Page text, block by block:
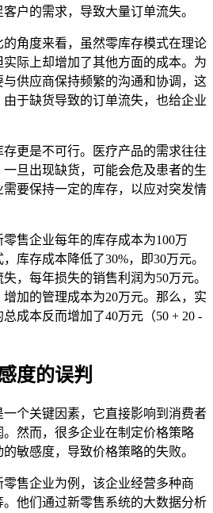
户的需求，导致大量订单流失。
角度来看，虽然零库存模式在理论
实际上却增加了其他方面的成本。为
供应商保持频繁的沟通和协调，这
于缺货导致的订单流失，也给企业
更是不可行。医疗产品的需求往往
旦出现缺货，可能会危及患者的生
要保持一定的库存，以应对突发情
售企业每年的库存成本为100万
库存成本降低了30%，即30万元。
，每年损失的销售利润为50万元。
加的管理成本为20万元。那么，实
成本反而增加了40万元（50 + 20 -
度的误判
个关键因素，它直接影响到消费者
然而，很多企业在制定价格策略
敏感度，导致价格策略的失败。
售企业为例，该企业经营多种商
他们通过新零售系统的大数据分析